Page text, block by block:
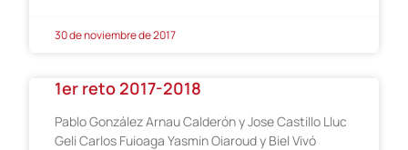
30 de noviembre de 2017
1er reto 2017-2018
Pablo González Arnau Calderón y Jose Castillo Lluc
Geli Carlos Fuioaga Yasmin Oiaroud y Biel Vivó